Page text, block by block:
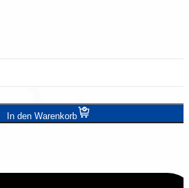
In den Warenkorb